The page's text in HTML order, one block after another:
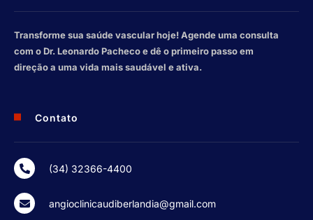
Transforme sua saúde vascular hoje! Agende uma consulta
com o Dr. Leonardo Pacheco e dê o primeiro passo em
direção a uma vida mais saudável e ativa.
Contato
(34) 32366-4400
angioclinicaudiberlandia@gmail.com